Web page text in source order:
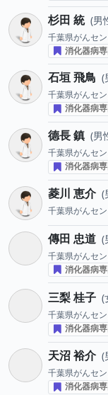
杉田 統 男
千葉県がんセ
消化器病
石垣 飛鳥
千葉県がんセ
消化器病
德長 鎮 男
千葉県がんセ
消化器病
菱川 恵介
千葉県がんセ
傳田 忠道
千葉県がんセ
消化器病
三梨 桂子
千葉県がんセ
消化器病
天沼 裕介
千葉県がんセ
消化器病